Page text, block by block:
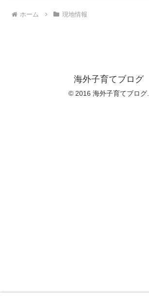
ホーム 現地情報
海外子育てブログ
© 2016 海外子育てブログ.